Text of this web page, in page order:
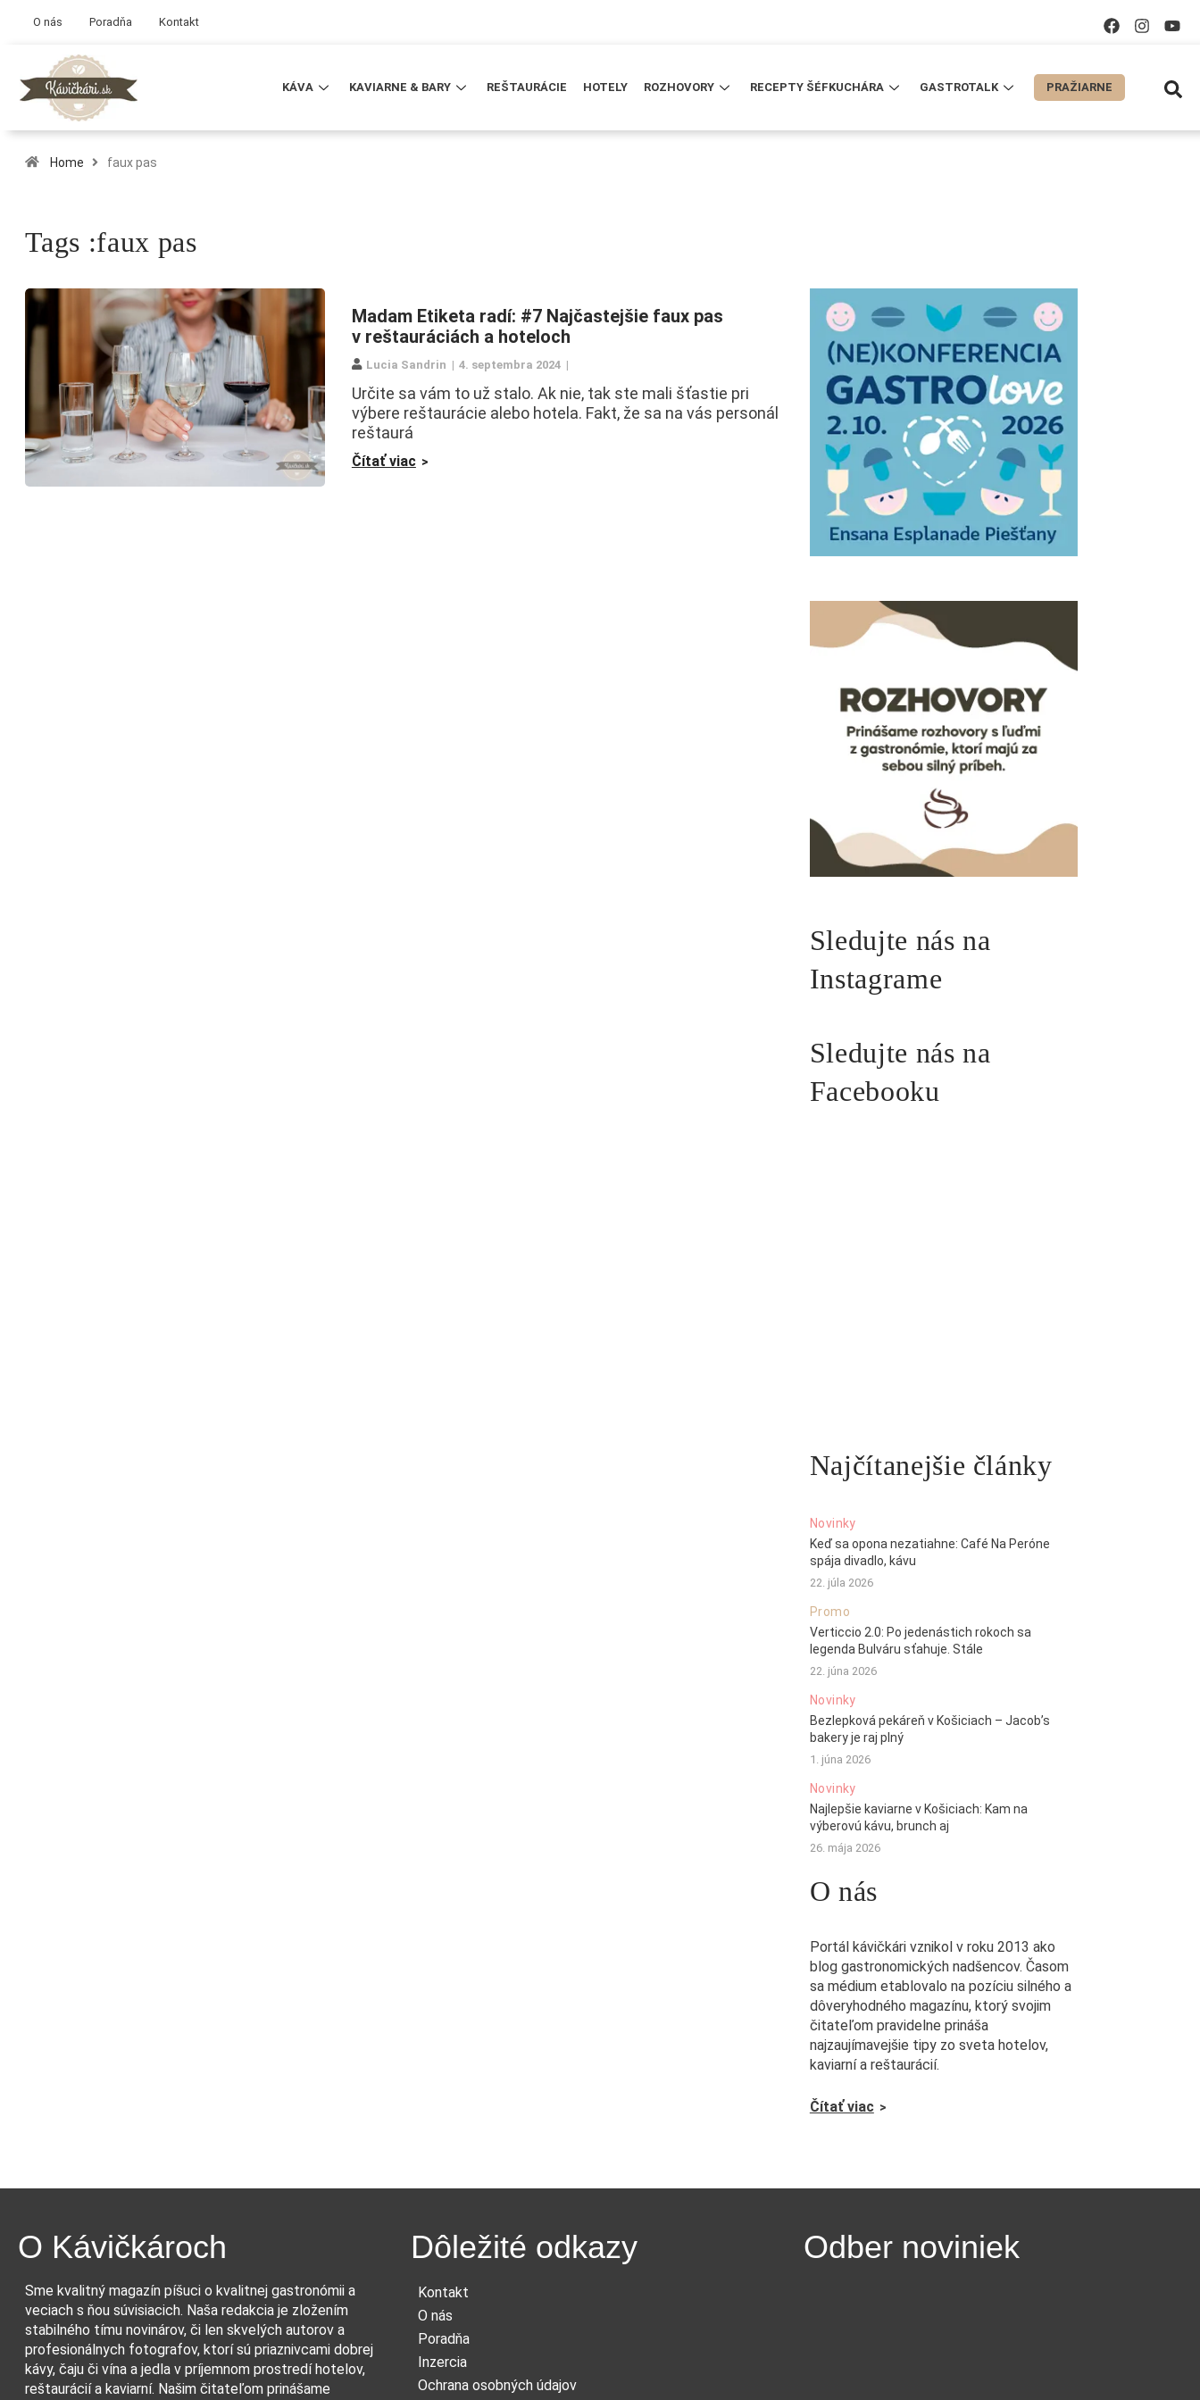
O nás Poradňa Kontakt
KÁVA KAVIARNE & BARY REŠTAURÁCIE HOTELY ROZHOVORY RECEPTY ŠÉFKUCHÁRA GASTROTALK PRAŽIARNE
Home faux pas
Tags :faux pas
Madam Etiketa radí: #7 Najčastejšie faux pas
v reštauráciách a hoteloch
Lucia Sandrin 4. septembra 2024
Určite sa vám to už stalo. Ak nie, tak ste mali šťastie pri
výbere reštaurácie alebo hotela. Fakt, že sa na vás personál
reštaurá
Čítať viac
Sledujte nás na
Instagrame
Sledujte nás na
Facebooku
Najčítanejšie články
Novinky
Keď sa opona nezatiahne: Café Na Peróne
spája divadlo, kávu
22. júla 2026
Promo
Verticcio 2.0: Po jedenástich rokoch sa
legenda Bulváru sťahuje. Stále
22. júna 2026
Novinky
Bezlepková pekáreň v Košiciach – Jacob’s
bakery je raj plný
1. júna 2026
Novinky
Najlepšie kaviarne v Košiciach: Kam na
výberovú kávu, brunch aj
26. mája 2026
O nás
Portál kávičkári vznikol v roku 2013 ako
blog gastronomických nadšencov. Časom
sa médium etablovalo na pozíciu silného a
dôveryhodného magazínu, ktorý svojim
čitateľom pravidelne prináša
najzaujímavejšie tipy zo sveta hotelov,
kaviarní a reštaurácií.
Čítať viac
O Kávičkároch
Sme kvalitný magazín píšuci o kvalitnej gastronómii a
veciach s ňou súvisiacich. Naša redakcia je zložením
stabilného tímu novinárov, či len skvelých autorov a
profesionálnych fotografov, ktorí sú priaznivcami dobrej
kávy, čaju či vína a jedla v príjemnom prostredí hotelov,
reštaurácií a kaviarní. Našim čitateľom prinášame
Dôležité odkazy
Kontakt
O nás
Poradňa
Inzercia
Ochrana osobných údajov
Odber noviniek